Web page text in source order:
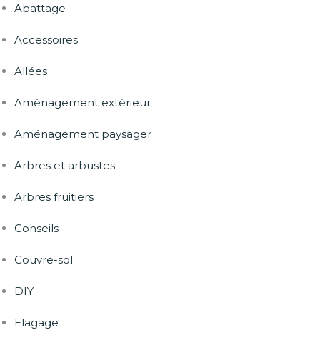
Abattage
Accessoires
Allées
Aménagement extérieur
Aménagement paysager
Arbres et arbustes
Arbres fruitiers
Conseils
Couvre-sol
DIY
Elagage